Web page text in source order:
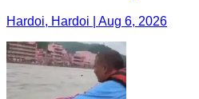
Hardoi, Hardoi | Aug 6, 2026